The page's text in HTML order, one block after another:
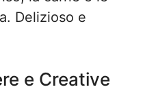
Delizioso e
e Creative